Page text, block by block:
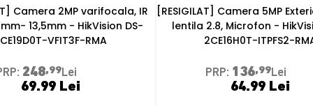
Camera 5MP Exterior, IR 20m,
Microfon - HikVision DS-
ITPFS2-RMA
136,99 Lei
64.99 Lei
[RESIGILAT] Camera 4MP
Exterior, Smart-Hybrid Light IR
HikVision DS-2CE70K0T-
PRP:328,99Lei